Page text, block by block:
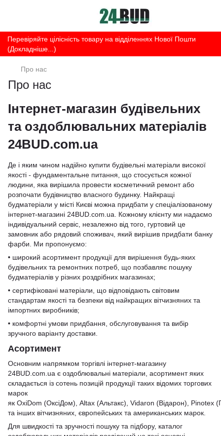
Перевіряйте цілісність товару на відділеннях Нової Пошти
(Докладніше...)
Про нас
Про нас
Інтернет-магазин будівельних
та оздоблювальних матеріалів
24BUD.com.ua
Де і яким чином надійно купити будівельні матеріали високої
якості - фундаментальне питання, що стосується кожної
людини, яка вирішила провести косметичний ремонт або
розпочати будівництво власного будинку. Найкращі
будматеріали у місті Києві можна придбати у спеціалізованому
інтернет-магазині 24BUD.com.ua. Кожному клієнту ми надаємо
індивідуальний сервіс, незалежно від того, гуртовий це
замовник або рядовий споживач, який вирішив придбати банку
фарби. Ми пропонуємо:
• широкий асортимент продукції для вирішення будь-яких
будівельних та ремонтних потреб, що позбавляє пошуку
будматеріалів у різних роздрібних магазинах;
• сертифіковані матеріали, що відповідають світовим
стандартам якості та безпеки від найкращих вітчизняних та
імпортних виробників;
• комфортні умови придбання, обслуговування та вибір
зручного варіанту доставки.
Асортимент
Основним напрямком торгівлі інтернет-магазину
24BUD.com.ua є оздоблювальні матеріали, асортимент яких
складається із сотень позицій продукції таких відомих торгових
марок
як OxiDom (ОксіДом), Altax (Альтакс), Vidaron (Відарон), Pinotex
та інших вітчизняних, європейських та американських марок.
Для швидкості та зручності пошуку та підбору, каталог